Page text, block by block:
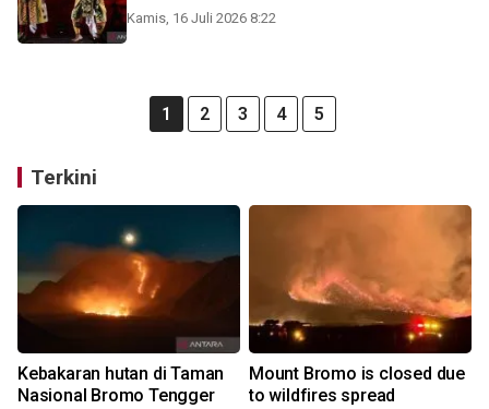
Kamis, 16 Juli 2026 8:22
1 2 3 4 5
Terkini
Kebakaran hutan di Taman
Nasional Bromo Tengger
Mount Bromo is closed due
to wildfires spread